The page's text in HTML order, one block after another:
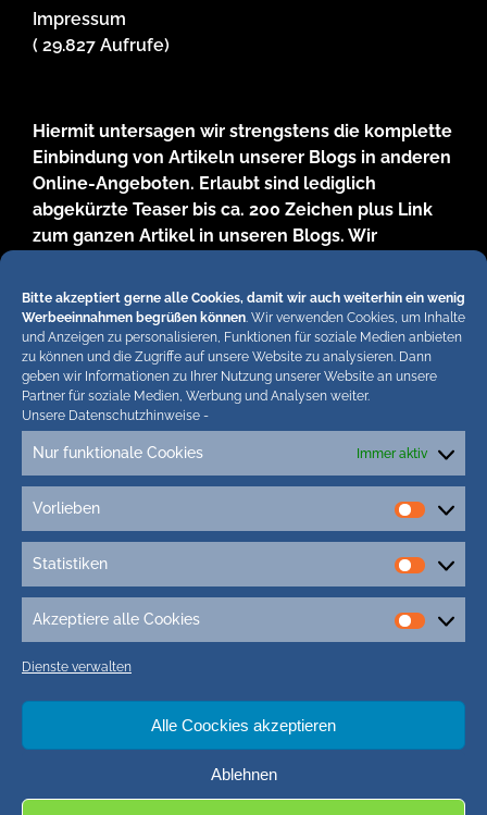
Bitte akzeptiert gerne alle Cookies, damit wir auch weiterhin ein wenig
Werbeeinnahmen begrüßen können. Wir verwenden Cookies, um Inhalte
und Anzeigen zu personalisieren, Funktionen für soziale Medien anbieten
zu können und die Zugriffe auf unsere Website zu analysieren. Dann
geben wir Informationen zu Ihrer Nutzung unserer Website an unsere
Partner für soziale Medien, Werbung und Analysen weiter.
Unsere Datenschutzhinweise -
Nur funktionale Cookies Immer aktiv
Vorlieben
Statistiken
Akzeptiere alle Cookies
Dienste verwalten
Alle Coockies akzeptieren
Ablehnen
Impressum
( 29.827 Aufrufe)
Hiermit untersagen wir strengstens die komplette
Einbindung von Artikeln unserer Blogs in anderen
Online-Angeboten. Erlaubt sind lediglich
abgekürzte Teaser bis ca. 200 Zeichen plus Link
zum ganzen Artikel in unseren Blogs. Wir
vor. Die Redaktion!
3D-Druck
5G Friedrichstadt 5G Nordfriesland 5G St. Peter-Ording
Adler-Express Afrikanische Schweinepest (ASP)
alkohol und gesundheit Altgeräte Recycling
Amsinck-Haus